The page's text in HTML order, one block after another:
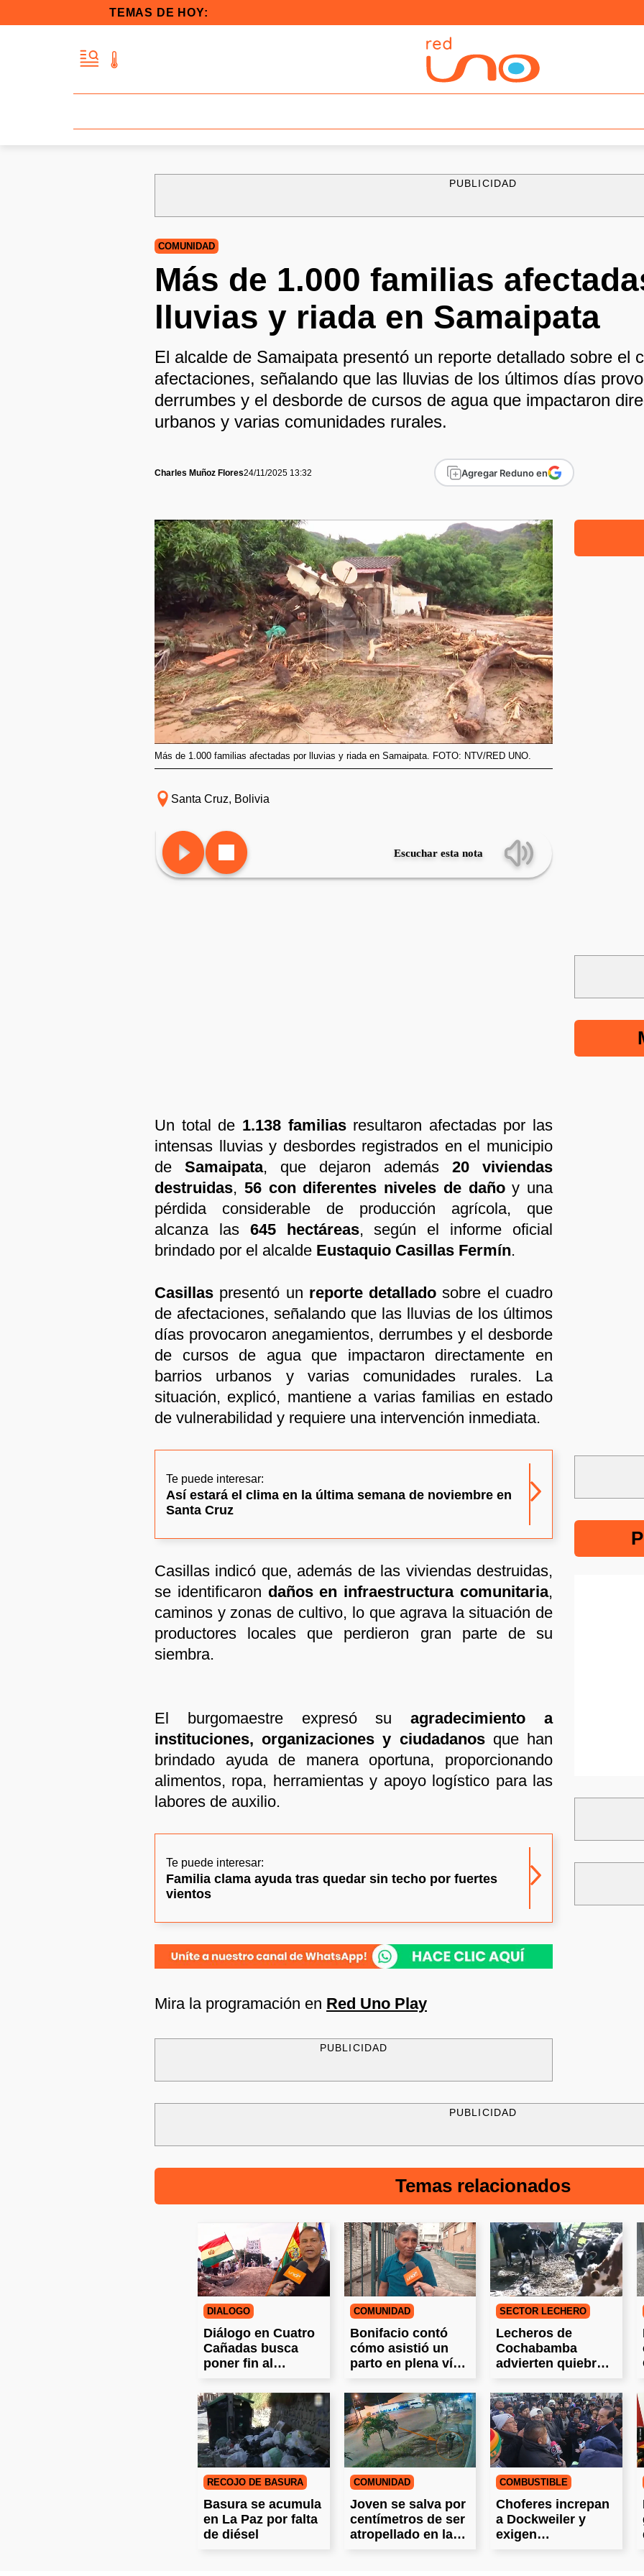
TEMAS DE HOY:
PUBLICIDAD
COMUNIDAD
Más de 1.000 familias
lluvias y riada en Samaipata
El alcalde de Samaipata presentó un reporte detallado sobre el
afectaciones, señalando que las lluvias de los últimos días
derrumbes y el desborde de cursos de agua que impactaron
urbanos y varias comunidades rurales.
Charles Muñoz Flores24/11/2025 13:32 Agregar Reduno en
Más de 1.000 familias afectadas por lluvias y riada en Samaipata. FOTO: NTV/RED UNO.
Santa Cruz, Bolivia
Escuchar esta nota
Un total de 1.138 familiasresultaron afectadas por las
intensas lluvias y desbordes registrados en el municipio
de Samaipata, que dejaron además 20 viviendas
destruidas, 56 con diferentes niveles de dañoy una
pérdida considerable de producción agrícola, que
alcanza las 645 hectáreas, según el informe oficial
brindado por el alcalde Eustaquio Casillas Fermín.
Casillas presentó un reporte detallado sobre el cuadro
de afectaciones, señalando que las lluvias de los últimos
días provocaron anegamientos, derrumbes y el desborde
de cursos de agua que impactaron directamente en
barrios urbanos y varias comunidades rurales. La
situación, explicó, mantiene a varias familias en estado
de vulnerabilidad y requiere una intervención inmediata.
Te puede interesar:
Así estará el clima en la última semana de noviembre en
Santa Cruz
Casillas indicó que, además de las viviendas destruidas,
se identificaron daños en infraestructura comunitaria,
caminos y zonas de cultivo, lo que agrava la situación de
productores locales que perdieron gran parte de su
siembra.
El burgomaestre expresó suagradecimiento a
instituciones, organizaciones y ciudadanosque han
brindado ayuda de manera oportuna, proporcionando
alimentos, ropa, herramientas y apoyo logístico para las
labores de auxilio.
Te puede interesar:
Familia clama ayuda tras quedar sin techo por fuertes
vientos
Mira la programación en Red Uno Play
PUBLICIDAD
PUBLICIDAD
Temas relacionados
DIÁLOGO
Diálogo en Cuatro
Cañadas busca
poner fin al
Julián
COMUNIDAD
Bonifacio contó
cómo asistió un
parto en plena vía
SECTOR LECHERO
Lecheros de
Cochabamba
advierten quiebra
RECOJO DE BASURA
Basura se acumula
en La Paz por falta
de diésel
COMUNIDAD
Joven se salva por
centímetros de ser
atropellado en la
COMBUSTIBLE
Choferes increpan
a Dockweiler y
exigen